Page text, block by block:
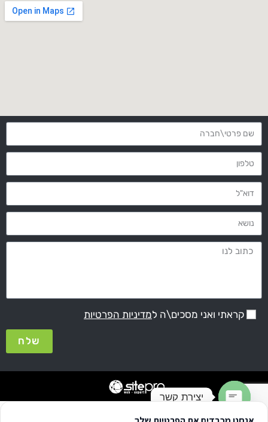
קראתי ואני מסכים\ה למדיניות הפרטיות
שלח
יצירת קשר